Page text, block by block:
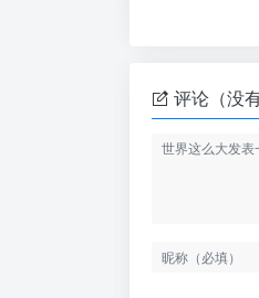
评论（没